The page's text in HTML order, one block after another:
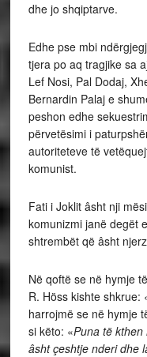
dhe jo shqiptarve.
Edhe pse mbi
tjera po aq tragjike sa
Lef Nosi, Pal Dodaj,
Bernardin Palaj e
peshon edhe
përvetësimi i
autoriteteve të
komunist.
Fati i Joklit âsht nji
komunizmi janë degët
shtrembët që âsht
Në qoftë se në hymje
R. Höss kishte shkrue:
harrojmë se në hymje
si këto: «Puna të kthen
âsht çeshtje nderi dhe